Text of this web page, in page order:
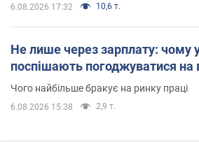
6.08.2026 17:32 10,6 т.
Не лише через зарплату: чому
поспішають погоджуватися на
Чого найбільше бракує на ринку праці
6.08.2026 15:38 2,9 т.